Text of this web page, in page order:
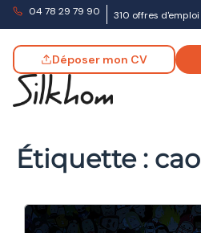
04 78 29 79 90 310 offres d'emploi
Déposer mon CV
Étiquette : cao